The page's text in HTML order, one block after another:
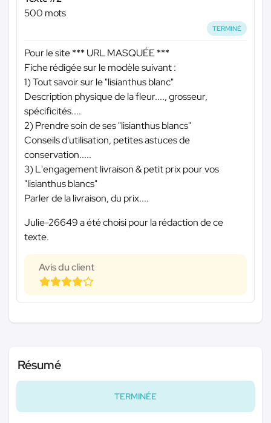
500 mots
TERMINÉ
Pour le site*** URL MASQUÉE ***
Fiche rédigée sur le modèle suivant :
1) Tout savoir sur le "lisianthus blanc"
Description physique de la fleur...., grosseur,
spécificités....
2) Prendre soin de ses "lisianthus blancs"
Conseils d'utilisation, petites astuces de
conservation.....
3) L'engagement livraison & petit prix pour vos
"lisianthus blancs"
Parler de la livraison, du prix....
Julie-26649 a été choisi pour la rédaction de ce
texte.
Avis du client
Résumé
TERMINÉE